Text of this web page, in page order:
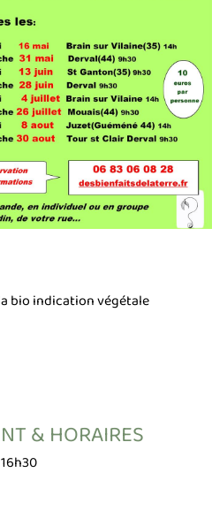
bio indication végétale
& HORAIRES